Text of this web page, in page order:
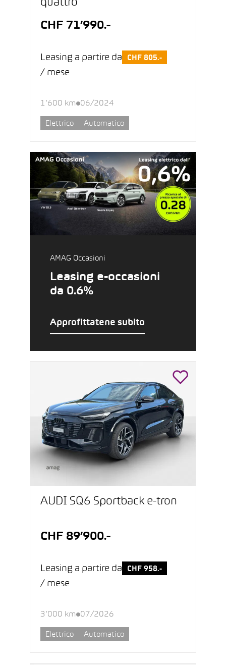
quattro
CHF 71’990.-
Leasing a partire da CHF 805.-
/ mese
1’600 km 06/2024
Elettrico Automatico
AMAG Occasioni
Leasing e-occasioni
da 0.6%
Approfittatene subito
AUDI SQ6 Sportback e-tron
CHF 89’900.-
Leasing a partire da CHF 958.-
/ mese
3’000 km 07/2026
Elettrico Automatico